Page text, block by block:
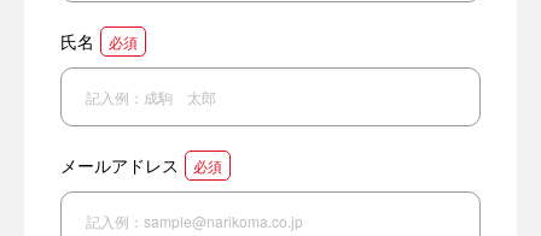
氏名 必須
メールアドレス 必須